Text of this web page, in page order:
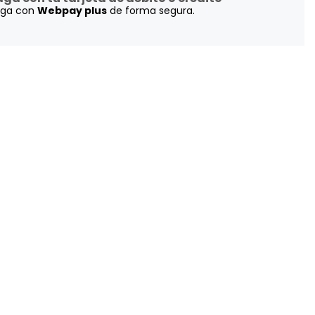
conWebpay plus de forma segura.